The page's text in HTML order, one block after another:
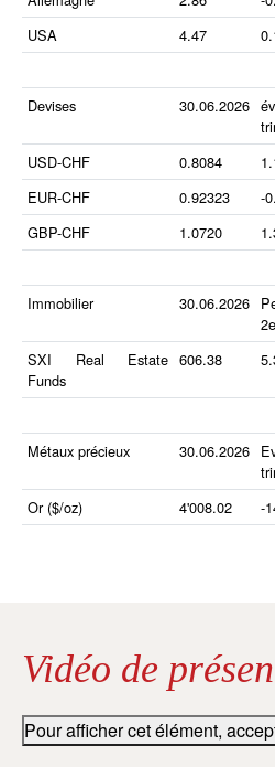
USA
4.47
Devises 30.06.2026
USD-CHF
0.8084
EUR-CHF
0.92323 -
GBP-CHF
1.0720
Immobilier 30.06.2026
SXI Real Estate
Funds
606.38
Métaux précieux 30.06.2026
Or ($/oz)
4'008.02 -
Vidéo de
Pour afficher cet élément,